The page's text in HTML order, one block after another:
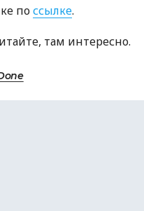
поссылке.
там интересно.